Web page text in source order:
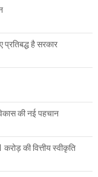
है सरकार
की नई पहचान
करोड़ की वित्तीय स्वीकृति